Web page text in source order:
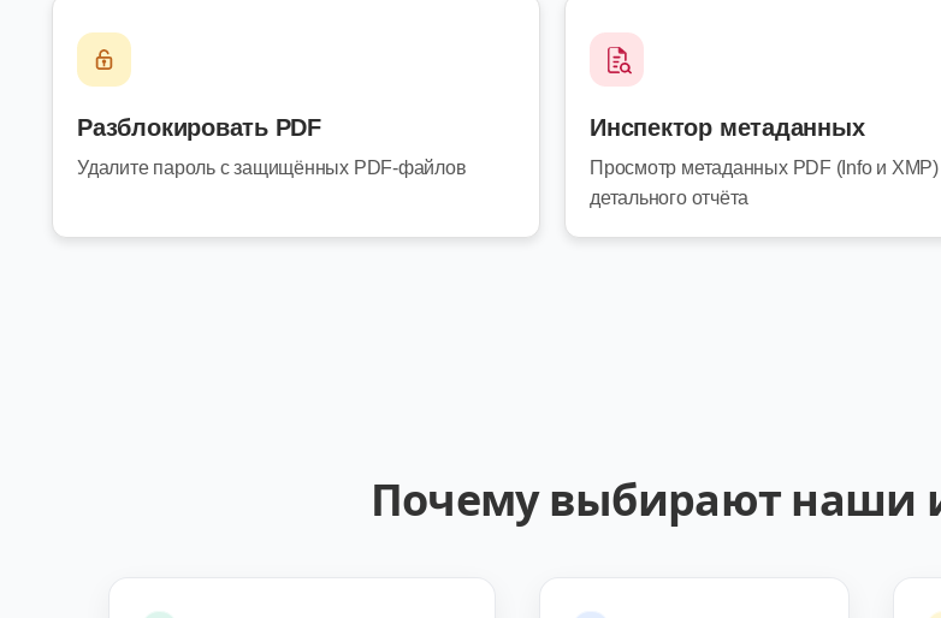
Разблокировать PDF
Удалите пароль с защищённых PDF-файлов
Инспектор метаданных
Просмотр метаданных PDF (Info и XMP)
детального отчёта
Почему выбирают наши